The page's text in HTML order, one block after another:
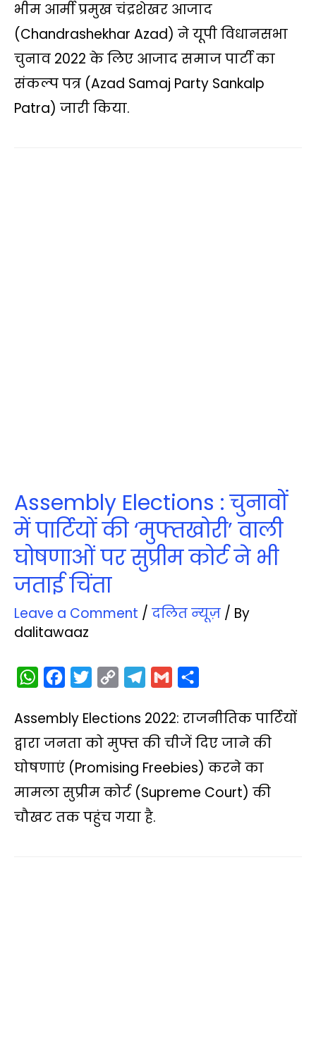
a
t
s
p
c
e
b
k
i
t
t
p
y
L
k
l
e
g
a
i
l
a
r
e
भीम आर्मी प्रमुख चंद्रशेखर आजाद
(Chandrashekhar Azad) ने यूपी विधानसभा
चुनाव 2022 के लिए आजाद समाज पार्टी का
संकल्‍प पत्र (Azad Samaj Party Sankalp
Patra) जारी किया.
Assembly Elections : चुनावों
में पार्टियों की ‘मुफ्तखोरी’ वाली
घोषणाओं पर सुप्रीम कोर्ट ने भी
जताई चिंता
Leave a Comment / दलित न्‍यूज़ / By
dalitawaaz
W
a
t
s
p
c
e
b
o
k
i
t
t
p
y
L
i
k
l
e
g
a
m
a
i
l
a
r
e
Assembly Elections 2022: राजनीतिक पार्टियों
द्वारा जनता को मुफ्त की चीजें दिए जाने की
घोषणाएं (Promising Freebies) करने का
मामला सुप्रीम कोर्ट (Supreme Court) की
चौखट तक पहुंच गया है.